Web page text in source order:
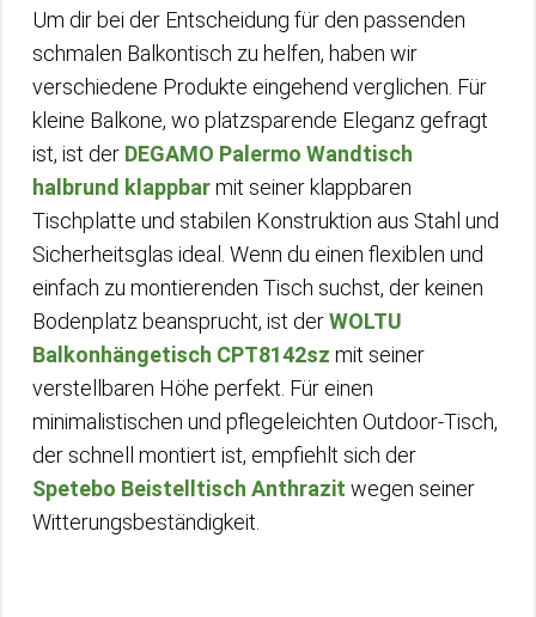
Um dir bei der Entscheidung für den passenden
schmalen Balkontisch zu helfen, haben wir
verschiedene Produkte eingehend verglichen. Für
kleine Balkone, wo platzsparende Eleganz gefragt
ist, ist der DEGAMO Palermo Wandtisch
halbrund klappbarmit seiner klappbaren
Tischplatte und stabilen Konstruktion aus Stahl und
Sicherheitsglas ideal. Wenn du einen flexiblen und
einfach zu montierenden Tisch suchst, der keinen
Bodenplatz beansprucht, ist derWOLTU
Balkonhängetisch CPT8142sz mit seiner
verstellbaren Höhe perfekt. Für einen
minimalistischen und pflegeleichten Outdoor-Tisch,
der schnell montiert ist, empfiehlt sich der
Spetebo Beistelltisch Anthrazit wegen seiner
Witterungsbeständigkeit.